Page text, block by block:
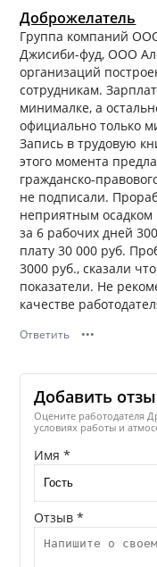
Доброжелатель
Группа компаний
Джисиби-фуд, ООО
организаций
сотрудникам.
минималке, а
официально только
Запись в трудовую
этого момента
гражданско-
не подписали.
неприятным
за 6 рабочих дней
плату 30 000 руб.
3000 руб., сказали
показатели. Не
качестве
Ответить •••
Добавить
Оцените работодателя
условиях работы и
Имя *
Отзыв *